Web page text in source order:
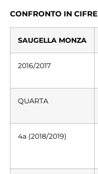
CONFRONTO IN CIFRE
SAUGELLA MONZA
2016/2017
QUARTA
4a (2018/2019)